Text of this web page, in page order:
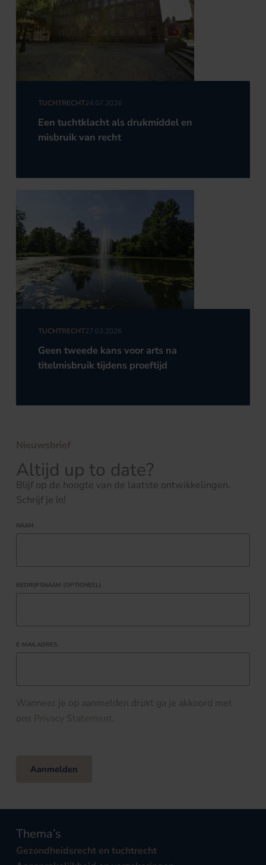
TUCHTRECHT24.07.2026
Een tuchtklacht als drukmiddel en
misbruik van recht
TUCHTRECHT27.03.2026
Geen tweede kans voor arts na
titelmisbruik tijdens proeftijd
Nieuwsbrief
Altijd up to date?
Blijf op de hoogte van de laatste ontwikkelingen.
Schrijf je in!
NAAM
BEDRIJFSNAAM (OPTIONEEL)
E-MAILADRES
Wanneer je op aanmelden drukt ga je akkoord met
ons Privacy Statement.
Aanmelden
Thema’s
Gezondheidsrecht en tuchtrecht